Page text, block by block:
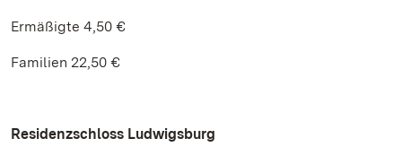
Ermäßigte 4,50 €
Familien 22,50 €
Residenzschloss Ludwigsburg